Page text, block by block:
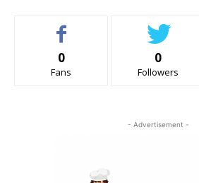
0
Fans
0
Followers
- Advertisement -